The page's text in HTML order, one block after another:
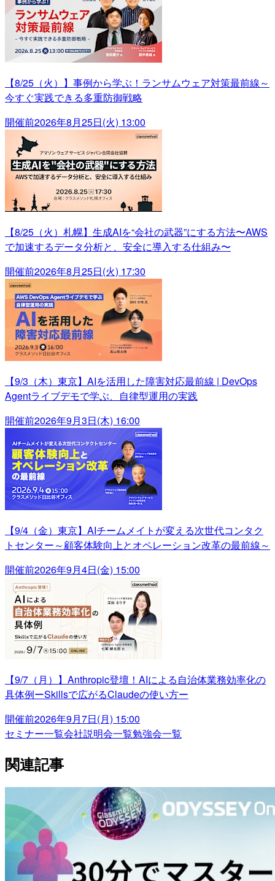
【8/25（火）】事例から学ぶ！ランサムウェア対策最前線～
今すぐ実践できる多重防御戦略
開催前2026年8月25日(火) 13:00
【8/25（火）札幌】生成AIを“会社の武器”にする方法〜AWS
で加速するデータ分析と、安全に導入する仕組み〜
開催前2026年8月25日(火) 17:30
【9/3（木）東京】AIを活用した障害対応最前線 | DevOps
Agentライブデモで学ぶ、自律型運用の実践
開催前2026年9月3日(木) 16:00
【9/4（金）東京】AIチームメイトが変える次世代コンタク
トセンター～顧客体験向上とオペレーション改革の最前線～
開催前2026年9月4日(金) 15:00
【9/7（月）】Anthropic登壇！AIによる自治体業務効率化の
具体例ーSkillsで広がるClaudeの使い方ー
開催前2026年9月7日(月) 15:00
セミナー一覧会社説明会一覧勉強会一覧
関連記事